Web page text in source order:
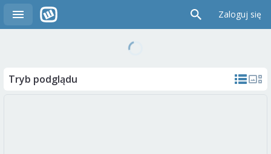
Zaloguj się
Tryb podglądu